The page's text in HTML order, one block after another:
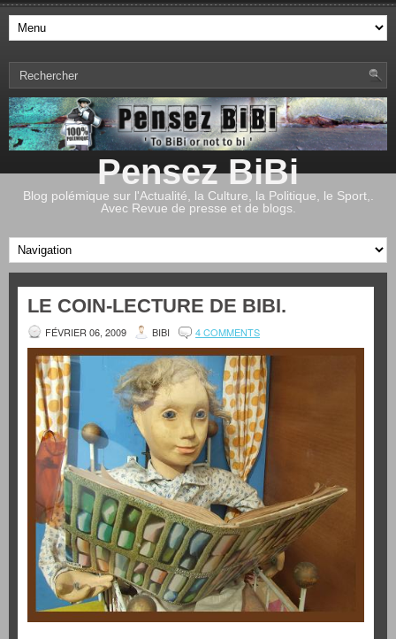
Pensez BiBi
Blog polémique sur l'Actualité, la Culture, la Politique, le Sport,.
Avec Revue de presse et de blogs.
LE COIN-LECTURE DE BIBI.
FÉVRIER 06, 2009 BIBI 4 COMMENTS